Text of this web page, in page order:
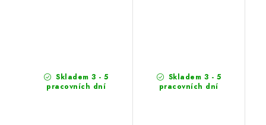
Skladem 3 - 5
pracovních dní
Skladem 3 - 5
pracovních dní